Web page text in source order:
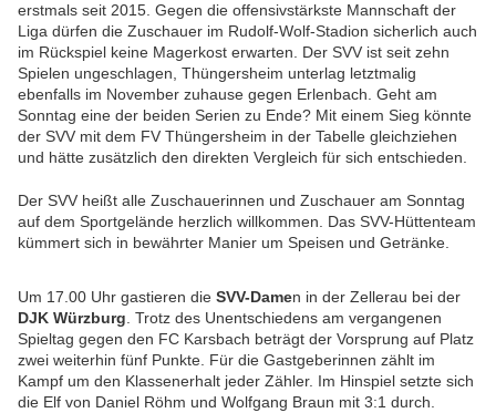
erstmals seit 2015. Gegen die offensivstärkste Mannschaft der
Liga dürfen die Zuschauer im Rudolf-Wolf-Stadion sicherlich auch
im Rückspiel keine Magerkost erwarten. Der SVV ist seit zehn
Spielen ungeschlagen, Thüngersheim unterlag letztmalig
ebenfalls im November zuhause gegen Erlenbach. Geht am
Sonntag eine der beiden Serien zu Ende? Mit einem Sieg könnte
der SVV mit dem FV Thüngersheim in der Tabelle gleichziehen
und hätte zusätzlich den direkten Vergleich für sich entschieden.
Der SVV heißt alle Zuschauerinnen und Zuschauer am Sonntag
auf dem Sportgelände herzlich willkommen. Das SVV-Hüttenteam
kümmert sich in bewährter Manier um Speisen und Getränke.
Um 17.00 Uhr gastieren die SVV-Damen in der Zellerau bei der
DJK Würzburg . Trotz des Unentschiedens am vergangenen
Spieltag gegen den FC Karsbach beträgt der Vorsprung auf Platz
zwei weiterhin fünf Punkte. Für die Gastgeberinnen zählt im
Kampf um den Klassenerhalt jeder Zähler. Im Hinspiel setzte sich
die Elf von Daniel Röhm und Wolfgang Braun mit 3:1 durch.